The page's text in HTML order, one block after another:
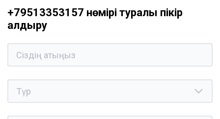
+79513353157 нөмірі туралы пікір
қалдыру